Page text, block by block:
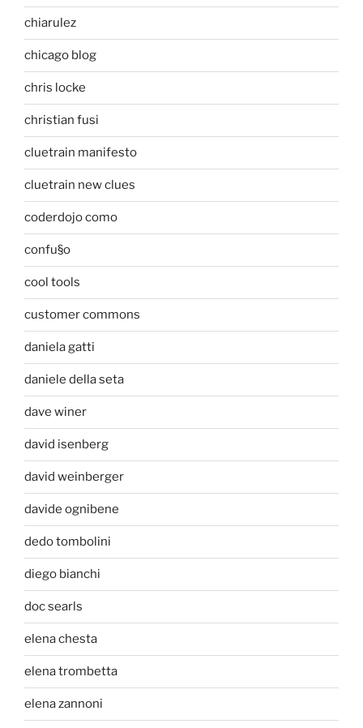
chiarulez
chicago blog
chris locke
christian fusi
cluetrain manifesto
cluetrain new clues
coderdojo como
confu§o
cool tools
customer commons
daniela gatti
daniele della seta
dave winer
david isenberg
david weinberger
davide ognibene
dedo tombolini
diego bianchi
doc searls
elena chesta
elena trombetta
elena zannoni